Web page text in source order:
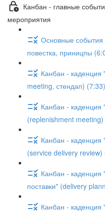
Канбан - главные
мероприятия
Основные события
повестка, приницпы
Канбан - каденция
meeting, стендап) (7:33)
Канбан -
(replenishment
Канбан - каденция
(service delivery review)
Канбан - каденция
поставки" (delivery
Канбан - каденция